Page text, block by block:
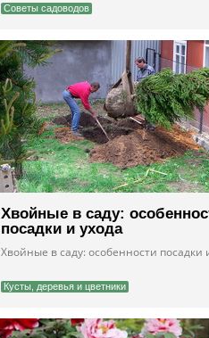
Советы садоводов
Хвойные в саду:
посадки и ухода
Хвойные в саду: особенности посадки
Кусты, деревья и цветники